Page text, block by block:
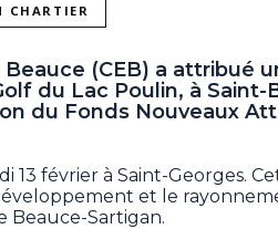
CHARTIER
(CEB) a attribué
du Lac Poulin, à Saint-
du Fonds Nouveaux
13 février à Saint-Georges.
et le
Beauce-Sartigan.